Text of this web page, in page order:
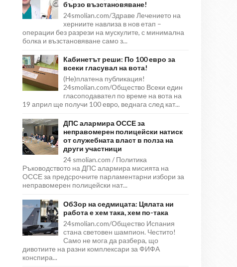
бързо възстановяване!
24smolian.com/Здраве Лечението на
херниите навлиза в нов етап –
операции без разрези на мускулите, с минимална
болка и възстановяване само з...
Кабинетът реши: По 100 евро за
всеки гласувал на вота!
(Не)платена публикация!
24smolian.com/Общество Всеки един
гласоподавател по време на вота на
19 април ще получи 100 евро, веднага след кат...
ДПС алармира ОССЕ за
неправомерен полицейски натиск
от служебната власт в полза на
други участници
24 smolian.com / Политика
Ръководството на ДПС алармира мисията на
ОССЕ за предсрочните парламентарни избори за
неправомерен полицейски нат...
ОбЗор на седмицата: Цялата ни
работа е хем така, хем по-така
24smolian.com/Общество Испания
стана световен шампион. Честито!
Само не мога да разбера, що
дивотиите на разни комплексари за ФИФА
конспира...